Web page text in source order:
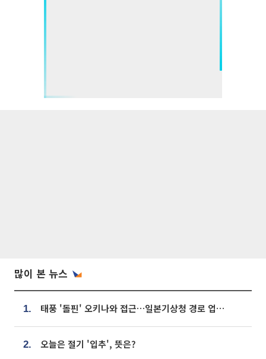
많이 본 뉴스
1. 태풍 '돌핀' 오키나와 접근…일본기상청 경로 업데이트
2. 오늘은 절기 '입추', 뜻은?